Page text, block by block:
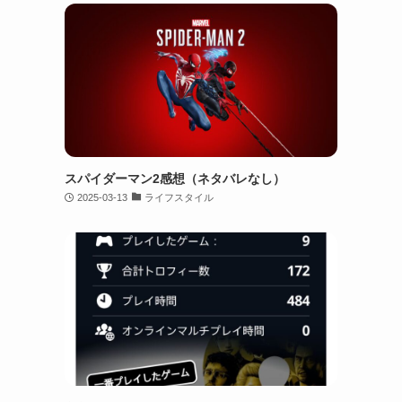
スパイダーマン2感想（ネタバレなし）
2025-03-13 ライフスタイル